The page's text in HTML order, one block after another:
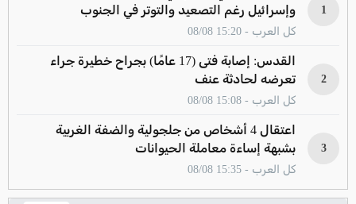
1
وإسرائيل رغم التصعيد والتوتر في الجنوب
كل العرب - 15:20 08/08
2
القدس: إصابة فتى (17 عامًا) بجراح خطيرة جراء
تعرضه لحادثة عنف
كل العرب - 15:08 08/08
3
اعتقال 4 أشخاص من جلجولية والضفة الغربية
بشبهة إساءة معاملة الحيوانات
كل العرب - 15:35 08/08